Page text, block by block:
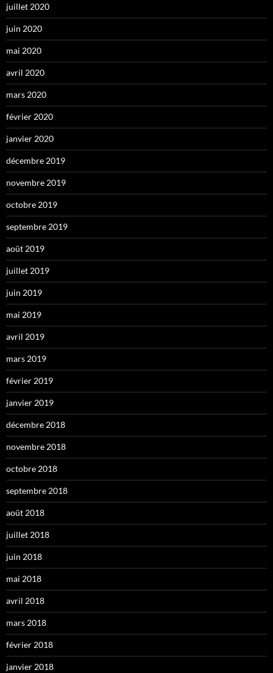
juillet 2020
juin 2020
mai 2020
avril 2020
mars 2020
février 2020
janvier 2020
décembre 2019
novembre 2019
octobre 2019
septembre 2019
août 2019
juillet 2019
juin 2019
mai 2019
avril 2019
mars 2019
février 2019
janvier 2019
décembre 2018
novembre 2018
octobre 2018
septembre 2018
août 2018
juillet 2018
juin 2018
mai 2018
avril 2018
mars 2018
février 2018
janvier 2018